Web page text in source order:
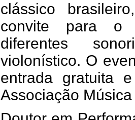
clássico
convite para o
diferentes
violonístico. O
entrada gratuita
Associação